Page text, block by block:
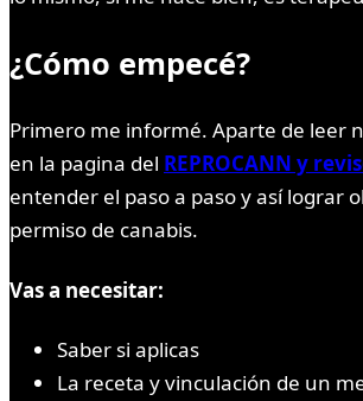
¿Cómo empecé?
Primero me informé. Aparte de leer
en la pagina del REPROCANN y
entender el paso a paso y así lograr
permiso de canabis.
Vas a necesitar:
Saber si aplicas
La receta y vinculación de un